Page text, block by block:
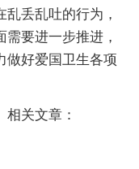
丢乱吐的行为，
要进一步推进，
做好爱国卫生各项
相关文章：